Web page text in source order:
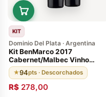
KIT
Dominio Del Plata · Argentina
Kit BenMarco 2017
Cabernet/Malbec Vinho
Argentino Susana Balbo
(Vinho da Argentina 96
Pontos, 11 meses em barricas
de carvalho francês)
★94pts · Descorchados
R$ 278,00